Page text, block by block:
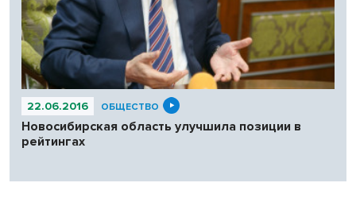
22.06.2016 ОБЩЕСТВО
Новосибирская область улучшила позиции в
рейтингах